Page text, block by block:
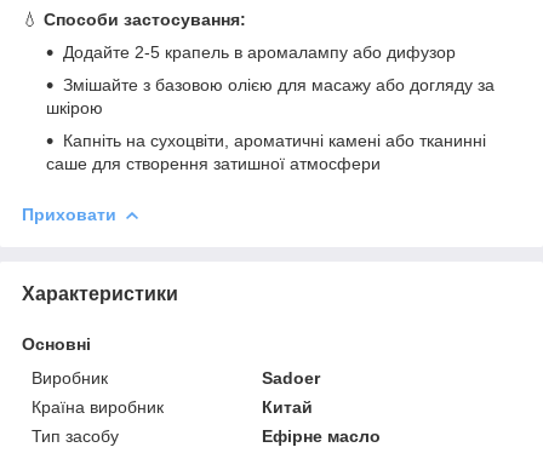
💧 Способи застосування:
Додайте 2-5 крапель в аромалампу або дифузор
Змішайте з базовою олією для масажу або догляду за
шкірою
Капніть на сухоцвіти, ароматичні камені або тканинні
саше для створення затишної атмосфери
Приховати
Характеристики
Основні
Виробник
Sadoer
Країна виробник
Китай
Тип засобу
Ефірне масло